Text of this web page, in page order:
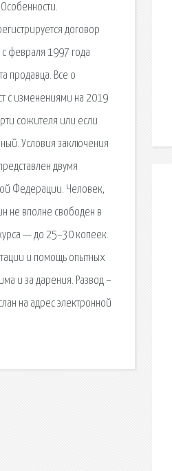
договор
февраля 1997 года
продавца. Все о
с изменениями на 2019
сожителя или если
Условия заключения
двумя
Федерации. Человек,
не вполне свободен в
— до 25–30 копеек.
и помощь опытных
и за дарения. Развод –
на адрес электронной